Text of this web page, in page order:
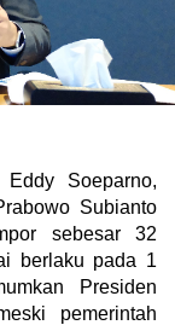
Soeparno,
Subianto
sebesar 32
berlaku pada 1
Presiden
pemerintah